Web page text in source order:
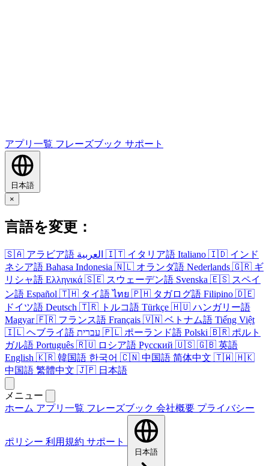
アプリ一覧 フレーズブック サポート
日本語
×
言語を変更：
🇸🇦 アラビア語 العربية 🇮🇹 イタリア語 Italiano 🇮🇩 インド
ネシア語 Bahasa Indonesia 🇳🇱 オランダ語 Nederlands 🇬🇷 ギ
リシャ語 Ελληνικά 🇸🇪 スウェーデン語 Svenska 🇪🇸 スペイ
ン語 Español 🇹🇭 タイ語 ไทย 🇵🇭 タガログ語 Filipino 🇩🇪
ドイツ語 Deutsch 🇹🇷 トルコ語 Türkçe 🇭🇺 ハンガリー語
Magyar 🇫🇷 フランス語 Français 🇻🇳 ベトナム語 Tiếng Việt
🇮🇱 ヘブライ語 עברית 🇵🇱 ポーランド語 Polski 🇧🇷 ポルト
ガル語 Português 🇷🇺 ロシア語 Русский 🇺🇸 🇬🇧 英語
English 🇰🇷 韓国語 한국어 🇨🇳 中国語 简体中文 🇹🇼 🇭🇰
中国語 繁體中文 🇯🇵 日本語
メニュー
ホーム アプリ一覧 フレーズブック 会社概要 プライバシー
ポリシー 利用規約 サポート
日本語